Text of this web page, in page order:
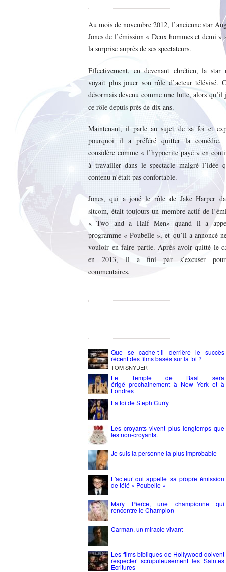
Au mois de novembre 2012, l’ancienne star
Jones de l’émission « Deux hommes et demi »
la surprise auprès de ses spectateurs.
Effectivement, en devenant chrétien, la star
voyait plus jouer son rôle d’acteur télévisé.
désormais devenu comme une lutte, alors qu’il
ce rôle depuis près de dix ans.
Maintenant, il parle au sujet de sa foi et
pourquoi il a préféré quitter la
considère comme « l’hypocrite payé » en
à travailler dans le spectacle malgré l’idée
contenu n’était pas confortable.
Jones, qui a joué le rôle de Jake Harper
sitcom, était toujours un membre actif de
« Two and a Half Men» quand il a
programme « Poubelle », et qu’il a annoncé
vouloir en faire partie. Après avoir quitté le
en 2013, il a fini par s’excuser
commentaires.
Que se cache-t-il derrière le succès
récent des films basés sur la foi ?
TOM SNYDER
Le Temple de Baal sera
érigé prochainement à New York et à
Londres
La foi de Steph Curry
Les croyants vivent plus longtemps que
les non-croyants.
Je suis la personne la plus improbable
L'acteur qui appelle sa propre émission
de télé « Poubelle »
Mary Pierce, une championne qui
rencontre le Champion
Carman, un miracle vivant
Les films bibliques de Hollywood doivent
respecter scrupuleusement les Saintes
Ecritures